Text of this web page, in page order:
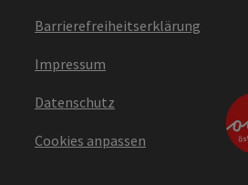
Barrierefreiheitserklärung
Impressum
Datenschutz
Cookies anpassen